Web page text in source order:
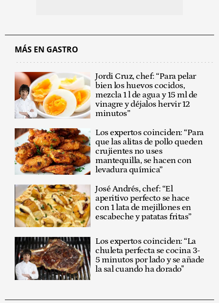
MÁS EN GASTRO
Jordi Cruz, chef: “Para pelar
bien los huevos cocidos,
mezcla 1 l de agua y 15 ml de
vinagre y déjalos hervir 12
minutos”
Los expertos coinciden: “Para
que las alitas de pollo queden
crujientes no uses
mantequilla, se hacen con
levadura química”
José Andrés, chef: “El
aperitivo perfecto se hace
con 1 lata de mejillones en
escabeche y patatas fritas”
Los expertos coinciden: “La
chuleta perfecta se cocina 3-
5 minutos por lado y se añade
la sal cuando ha dorado"